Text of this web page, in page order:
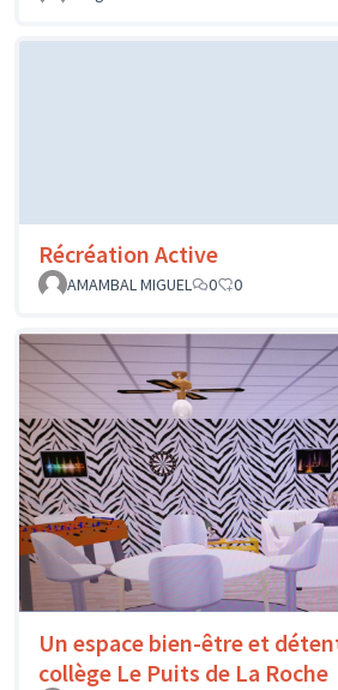
Récréation Active
AMAMBAL MIGUEL
0 0
Un espace bien-être et
collège Le Puits de La Roche